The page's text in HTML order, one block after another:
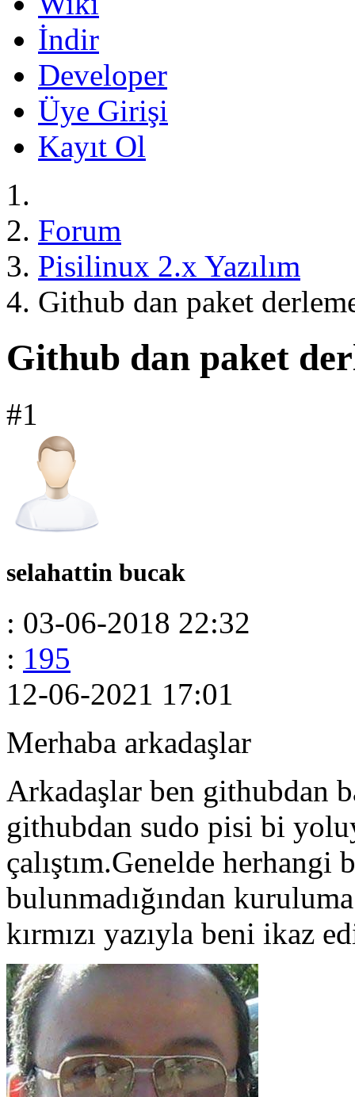
İndir
Developer
Üye Girişi
Kayıt Ol
Forum
Pisilinux 2.x Yazılım
Github dan paket
Github dan paket
#1
selahattin bucak
: 03-06-2018 22:32
: 195
12-06-2021 17:01
Merhaba arkadaşlar
Arkadaşlar ben githubdan
githubdan sudo pisi bi
çalıştım.Genelde
bulunmadığından
kırmızı yazıyla beni ikaz